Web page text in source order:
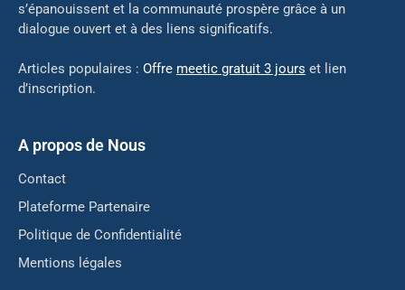
s’épanouissent et la communauté prospère grâce à un
dialogue ouvert et à des liens significatifs.
Articles populaires : Offre meetic gratuit 3 jours et lien
d’inscription.
A propos de Nous
Contact
Plateforme Partenaire
Politique de Confidentialité
Mentions légales